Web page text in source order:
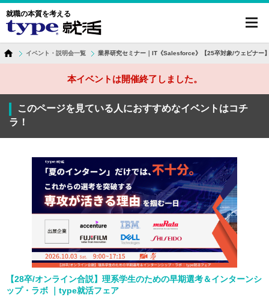
就職の本質を考える
イベント・説明会一覧 業界研究セミナー｜IT《Salesforce》【25卒対象/ウェビナー
本イベントは開催終了しました。
このページを見ている人におすすめなイベントはコチ
ラ！
【28卒/オンライン合説】理系学生のための早期選考＆インターンシ
ップ・ラボ ｜type就活フェア